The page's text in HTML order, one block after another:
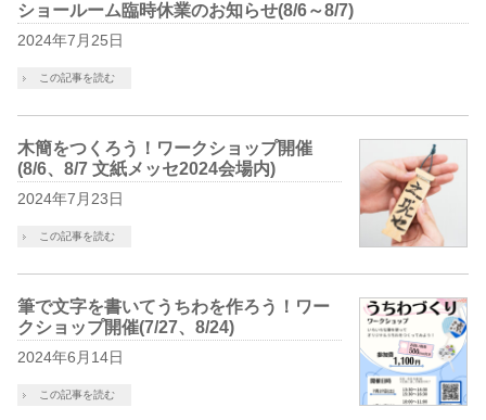
ショールーム臨時休業のお知らせ(8/6～8/7)
2024年7月25日
この記事を読む
木簡をつくろう！ワークショップ開催
(8/6、8/7 文紙メッセ2024会場内)
2024年7月23日
この記事を読む
筆で文字を書いてうちわを作ろう！ワー
クショップ開催(7/27、8/24)
2024年6月14日
この記事を読む